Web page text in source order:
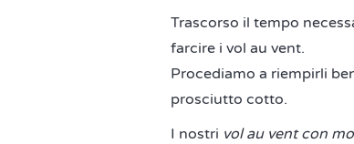
Trascorso il tempo
farcire i vol au vent.
Procediamo a riempirli
prosciutto cotto.
I nostri vol au vent con